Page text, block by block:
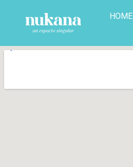
HOME